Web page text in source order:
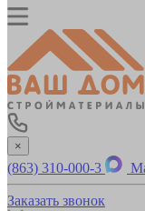
×
(863) 310-000-3
Заказать звонок